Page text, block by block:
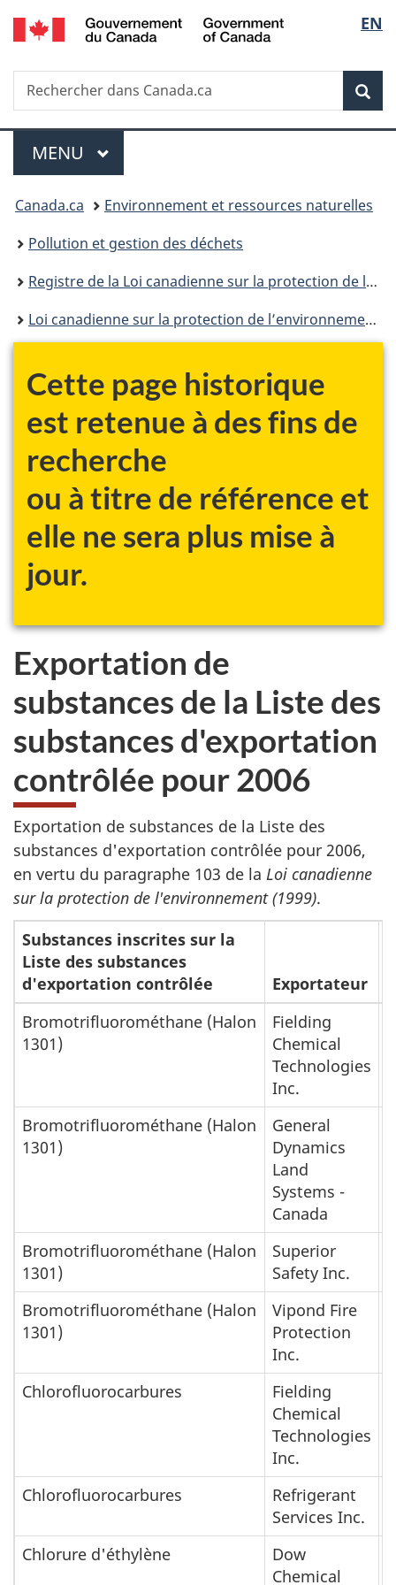
Passer
au
principal
Passer
à
Au
du
Passer
à
version
simplifiée
de
la
EN
Recherche
Rechercher
dans
Menu
MENU PRINCIPAL
Vous
êtes
ici :
Canada.ca
Environnement et ressources naturelles
Pollution et gestion des déchets
Registre de la Loi canadienne sur la protection de l’environnement
Loi canadienne sur la protection de l’environnement : historique
Cette page historique
est retenue à des fins de
recherche
ou à titre de référence et
elle ne sera plus mise à
jour.
Exportation de
substances de la Liste des
substances d'exportation
contrôlée pour 2006
Exportation de substances de la Liste des
substances d'exportation contrôlée pour 2006,
en vertu du paragraphe 103 de la Loi canadienne
sur la protection de l'environnement (1999).
Substances inscrites sur la
Liste des substances
d'exportation contrôlée
Exportateur
Bromotrifluorométhane (Halon
1301)
Fielding
Chemical
Technologies
Inc.
Bromotrifluorométhane (Halon
1301)
General
Dynamics
Land
Systems -
Canada
Bromotrifluorométhane (Halon
1301)
Superior
Safety Inc.
Bromotrifluorométhane (Halon
1301)
Vipond Fire
Protection
Inc.
Chlorofluorocarbures
Fielding
Chemical
Technologies
Inc.
Chlorofluorocarbures
Refrigerant
Services Inc.
Chlorure d'éthylène
Dow
Chemical